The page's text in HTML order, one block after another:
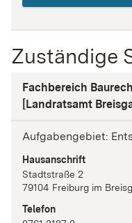
Zuständige
Fachbereich
[Landratsamt
Aufgabengebiet:
Hausanschrift
Stadtstraße 2
79104 Freiburg im
Telefon